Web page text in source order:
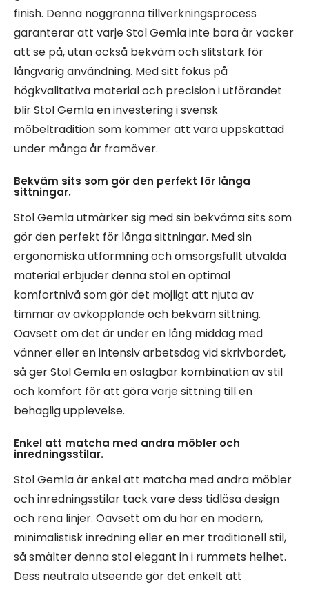
finish. Denna noggranna tillverkningsprocess
garanterar att varje Stol Gemla inte bara är vacker
att se på, utan också bekväm och slitstark för
långvarig användning. Med sitt fokus på
högkvalitativa material och precision i utförandet
blir Stol Gemla en investering i svensk
möbeltradition som kommer att vara uppskattad
under många år framöver.
Bekväm sits som gör den perfekt för långa
sittningar.
Stol Gemla utmärker sig med sin bekväma sits som
gör den perfekt för långa sittningar. Med sin
ergonomiska utformning och omsorgsfullt utvalda
material erbjuder denna stol en optimal
komfortnivå som gör det möjligt att njuta av
timmar av avkopplande och bekväm sittning.
Oavsett om det är under en lång middag med
vänner eller en intensiv arbetsdag vid skrivbordet,
så ger Stol Gemla en oslagbar kombination av stil
och komfort för att göra varje sittning till en
behaglig upplevelse.
Enkel att matcha med andra möbler och
inredningsstilar.
Stol Gemla är enkel att matcha med andra möbler
och inredningsstilar tack vare dess tidlösa design
och rena linjer. Oavsett om du har en modern,
minimalistisk inredning eller en mer traditionell stil,
så smälter denna stol elegant in i rummets helhet.
Dess neutrala utseende gör det enkelt att